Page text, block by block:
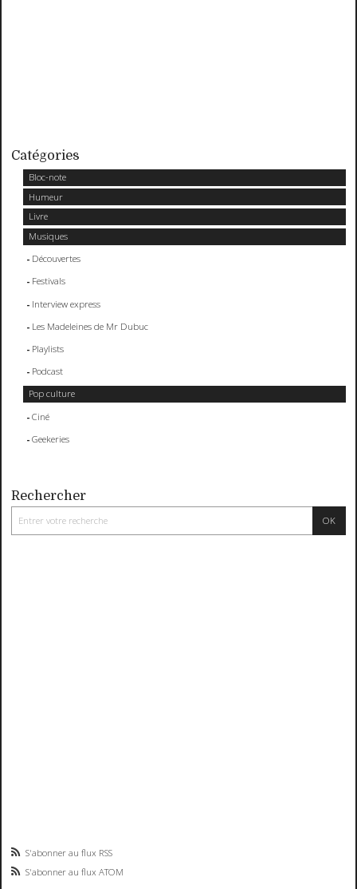
Catégories
Bloc-note
Humeur
Livre
Musiques
Découvertes
Festivals
Interview express
Les Madeleines de Mr Dubuc
Playlists
Podcast
Pop culture
Ciné
Geekeries
Rechercher
S'abonner au flux RSS
S'abonner au flux ATOM